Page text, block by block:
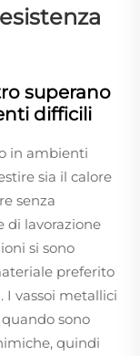
superano
difficili
in ambienti
sia il calore
senza
di lavorazione
si sono
preferito
I vassoi metallici
sono
quindi